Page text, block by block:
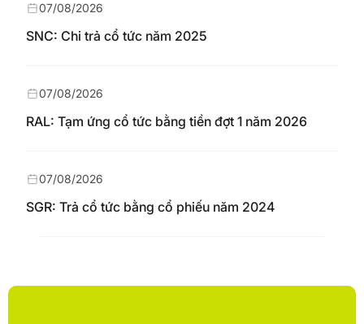
SNC: Chi trả cổ tức năm 2025
07/08/2026
RAL: Tạm ứng cổ tức bằng tiền đợt 1 năm 2026
07/08/2026
SGR: Trả cổ tức bằng cổ phiếu năm 2024
07/08/2026